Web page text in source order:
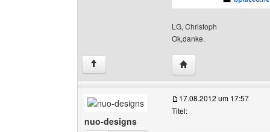
LG, Christoph
Ok,danke.
↑ Website dieses
nuo-designs
17.08.2012 um 17:57
Titel: